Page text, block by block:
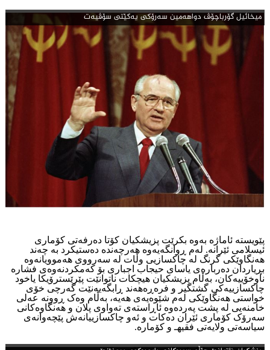
میخائیل گۆرباچۆڤ دواهه‌مین سه‌رۆكی یه‌كێتی سۆڤیه‌ت
پێویستە ئاماژە بەوە بکرێت پزیشکیان کۆتا دەرفەتی کۆماری
ئیسلامی ئێرانە. لەم ڕوانگەیەوە هەرچەندە دەستیکرد بە چەند
هەنگاوێکی گرنگ لە چاکسازیی وڵات لە سەرووی هەموویانەوە
بڕیاردان دەربارەی یاسای حیجاب اجباری بۆ کەمکردنەوەی فشارە
ناوخۆییەکان، بەڵام پزیشکیان هیچکات ناتوانێت پێرێسترۆیکا یاخود
چاکسازییەکی گشتگیر و فرەڕەهەند ڕابگەیەنێت گەرچی خۆی
خواستی هەنگاوێکی لەم شێوەیەی هەیە، بەڵام وەک ڕوونە عەلی
خامنەیی لە پشت پەردەوە ئاڕاستەی تەواوی پلان و هەنگاوەکانی
سەرۆک کۆماری ئێران دەکات و ئەو چاکسازییانەش پێچەوانەی
سیاسەتی ولایەتی فقیهـ و کۆمارە.